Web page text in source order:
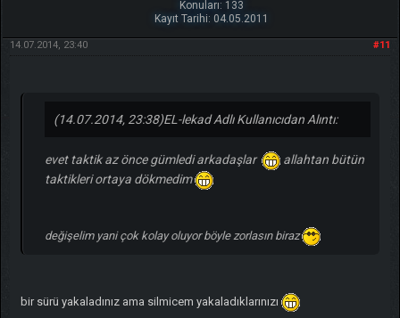
Konuları: 133
Kayıt Tarihi: 04.05.2011
#11
14.07.2014, 23:40
(14.07.2014, 23:38)EL-lekad Adlı Kullanıcıdan Alıntı:
evet taktik az önce gümledi arkadaşlar
allahtan bütün
taktikleri ortaya dökmedim
değişelim yani çok kolay oluyor böyle zorlasın biraz
bir sürü yakaladınız ama silmicem yakaladıklarınızı